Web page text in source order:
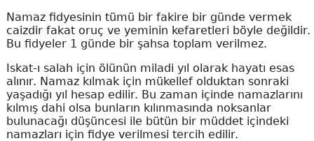
Namaz fidyesinin tümü bir fakire bir günde vermek
caizdir fakat oruç ve yeminin kefaretleri böyle değildir.
Bu fidyeler 1 günde bir şahsa toplam verilmez.
Iskat-ı salah için ölünün miladi yıl olarak hayatı esas
alınır. Namaz kılmak için mükellef olduktan sonraki
yaşadığı yıl hesap edilir. Bu zaman içinde namazlarını
kılmış dahi olsa bunların kılınmasında noksanlar
bulunacağı düşüncesi ile bütün bir müddet içindeki
namazları için fidye verilmesi tercih edilir.